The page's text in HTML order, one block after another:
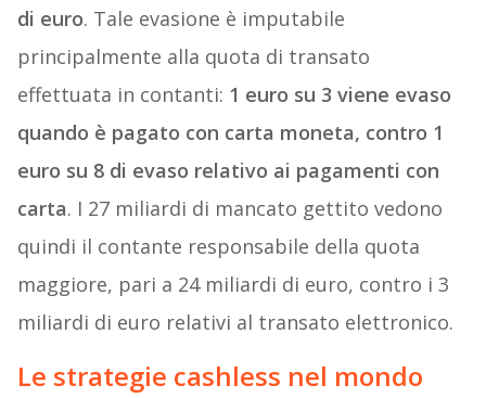
di euro. Tale evasione è imputabile
principalmente alla quota di transato
effettuata in contanti: 1 euro su 3 viene evaso
quando è pagato con carta moneta, contro 1
euro su 8 di evaso relativo ai pagamenti con
carta. I 27 miliardi di mancato gettito vedono
quindi il contante responsabile della quota
maggiore, pari a 24 miliardi di euro, contro i 3
miliardi di euro relativi al transato elettronico.
Le strategie cashless nel mondo